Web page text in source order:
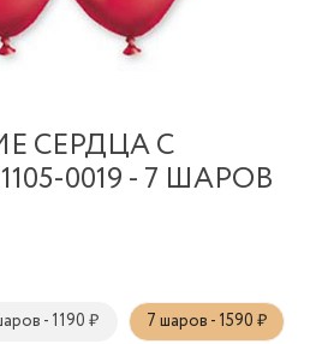
СЕРДЦА С
0019 - 7 ШАРОВ
- 1190 ₽ 7 шаров - 1590 ₽